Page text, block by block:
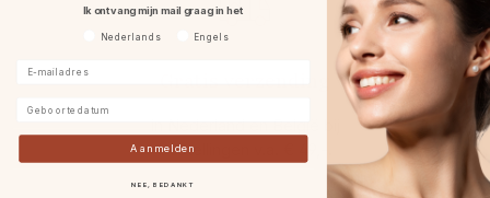
bestellingen v.a. € 49,-.
Ik ontvang mijn mail graag in het
Voorkeurtaal
Nederlands Engels
Aanmelden
NEE, BEDANKT